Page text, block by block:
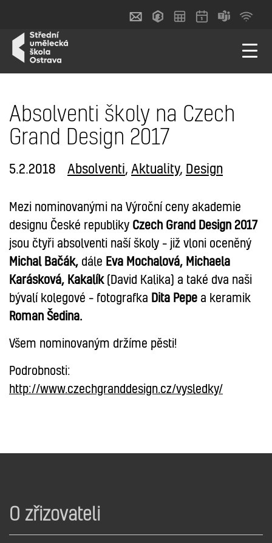
Absolventi školy na Czech
Grand Design 2017
5.2.2018 Absolventi, Aktuality, Design
Mezi nominovanými na Výroční ceny akademie
designu České republiky Czech Grand Design 2017
jsou čtyři absolventi naší školy – již vloni oceněný
Michal Bačák, dále Eva Mochalová, Michaela
Karásková, Kakalík(David Kalika) a také dva naši
bývalí kolegové – fotografka Dita Pepe a keramik
Roman Šedina.
Všem nominovaným držíme pěsti!
Podrobnosti:
http://www.czechgranddesign.cz/vysledky/
O zřizovateli